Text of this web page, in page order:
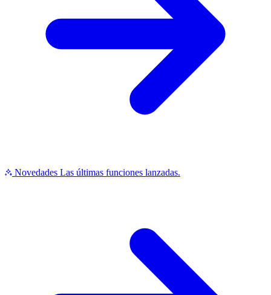
Novedades Las últimas funciones lanzadas.